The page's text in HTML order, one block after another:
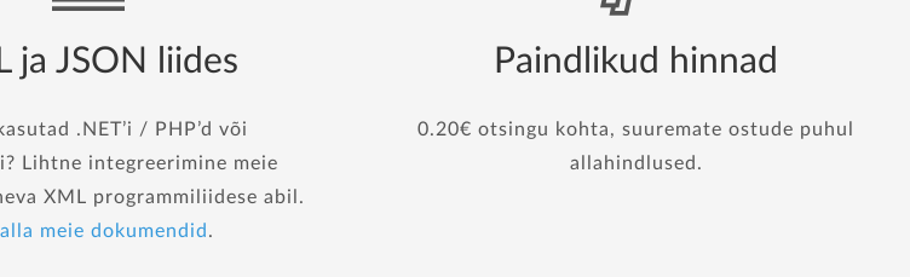
ja JSON liides
.NET’i / PHP’d või
Lihtne integreerimine meie
XML programmiliidese abil.
alla meie dokumendid .
Paindlikud hinnad
0.20€ otsingu kohta, suuremate ostude puhul
allahindlused.